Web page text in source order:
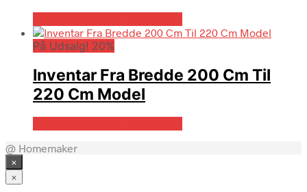
På Udsalg! 20%
Inventar Fra Bredde 200 Cm Til
220 Cm Model
@ Homemaker
×
×